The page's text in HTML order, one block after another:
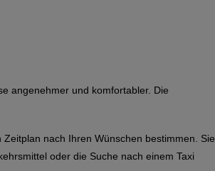
angenehmer und komfortabler. Die
nach Ihren Wünschen bestimmen. Sie
oder die Suche nach einem Taxi